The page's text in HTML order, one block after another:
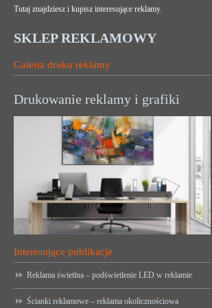
Tutaj znajdziesz i kupisz interesujące reklamy.
SKLEP REKLAMOWY
Galeria druku reklamy
Drukowanie reklamy i grafiki
Interesujące publikacje
Reklama świetlna – podświetlenie LED w reklamie
Ścianki reklamowe – reklama okolicznościowa